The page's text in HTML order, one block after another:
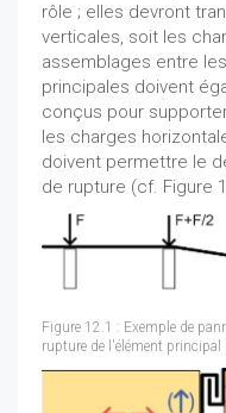
rôle ; elles devront
verticales, soit les
assemblages entre
principales doivent
conçus pour
les charges
doivent permettre le
de rupture (cf. Figure
Figure 12.1 : Exemple de
rupture de l'élément principal